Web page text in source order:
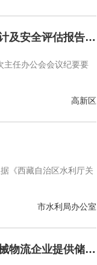
关于拉萨高新区桑达村污水管道建设改造项目遴选（比选）下穿铁路施工图设计及安全评估报告编制单位的公告
主任办公会会议纪要要
高新区
《西藏自治区水利厅关
市水利局办公室
拉萨市市场监督管理局关于发布西藏邦臣药业集团有限公司委托第三方医疗器械物流企业提供储存、配送服务的公告